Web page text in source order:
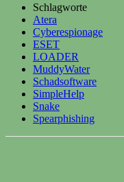
Schlagworte
Atera
Cyberespionage
ESET
LOADER
MuddyWater
Schadsoftware
SimpleHelp
Snake
Spearphishing